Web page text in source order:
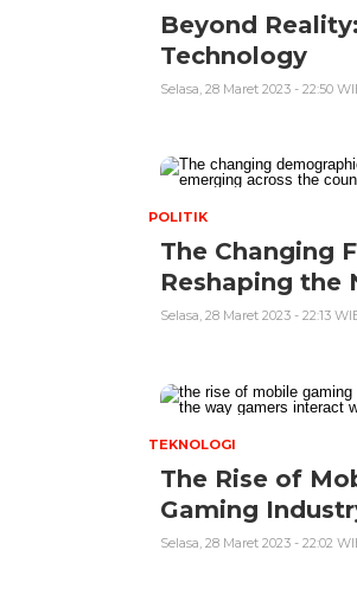
Beyond
Technology
Selasa, 28 Maret 2023 - 22:50
POLITIK
The Changing
Reshaping the
Selasa, 28 Maret 2023 - 22:13
TEKNOLOGI
The Rise of
Gaming
Selasa, 28 Maret 2023 - 22:02